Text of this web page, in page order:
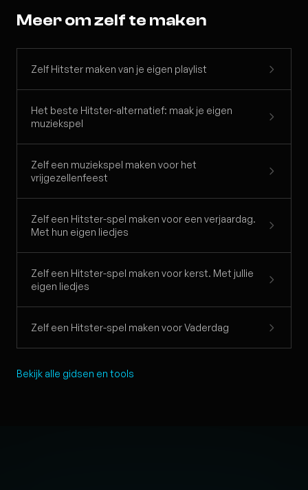
Meer om zelf te maken
Zelf Hitster maken van je eigen playlist
Het beste Hitster-alternatief: maak je eigen
muziekspel
Zelf een muziekspel maken voor het
vrijgezellenfeest
Zelf een Hitster-spel maken voor een verjaardag.
Met hun eigen liedjes
Zelf een Hitster-spel maken voor kerst. Met jullie
eigen liedjes
Zelf een Hitster-spel maken voor Vaderdag
Bekijk alle gidsen en tools